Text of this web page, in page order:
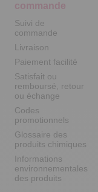
commande
Suivi de
commande
Livraison
Paiement facilité
Satisfait ou
remboursé, retour
ou échange
Codes
promotionnels
Glossaire des
produits chimiques
Informations
environnementales
des produits